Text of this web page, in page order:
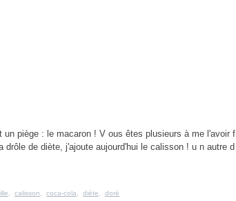
piège : le macaron ! V ous êtes plusieurs à me l'avoir f
drôle de diète, j'ajoute aujourd'hui le calisson ! u n autre d
calisson coca-cola diéte doré